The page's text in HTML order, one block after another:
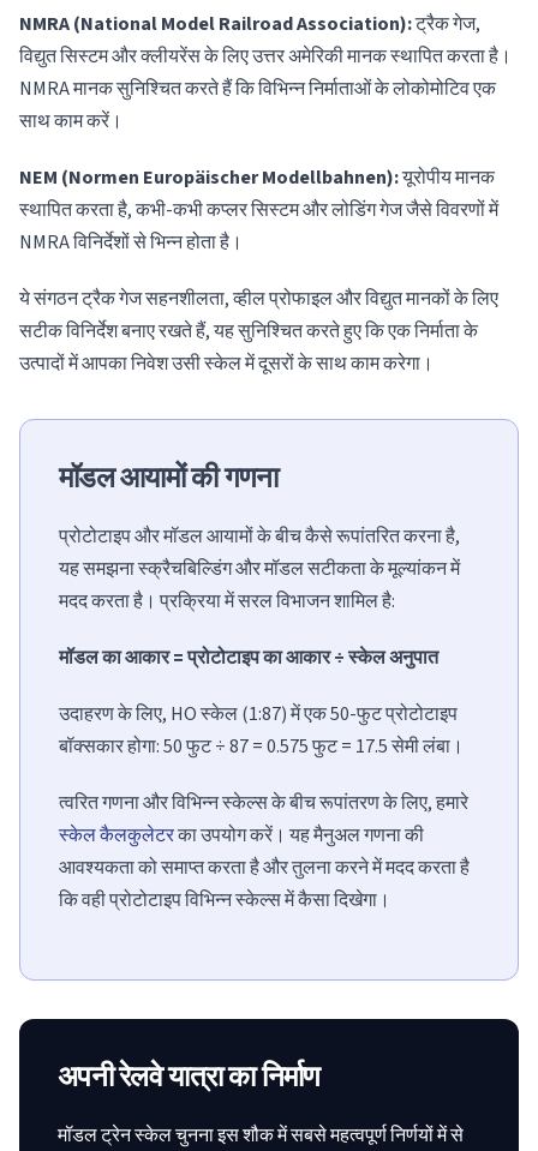
NMRA (National Model Railroad Association):ट्रैक गेज,
विद्युत सिस्टम और क्लीयरेंस के लिए उत्तर अमेरिकी मानक स्थापित करता है।
NMRA मानक सुनिश्चित करते हैं कि विभिन्न निर्माताओं के लोकोमोटिव एक
साथ काम करें।
NEM (Normen Europäischer Modellbahnen):यूरोपीय मानक
स्थापित करता है, कभी-कभी कप्लर सिस्टम और लोडिंग गेज जैसे विवरणों में
NMRA विनिर्देशों से भिन्न होता है।
ये संगठन ट्रैक गेज सहनशीलता, व्हील प्रोफाइल और विद्युत मानकों के लिए
सटीक विनिर्देश बनाए रखते हैं, यह सुनिश्चित करते हुए कि एक निर्माता के
उत्पादों में आपका निवेश उसी स्केल में दूसरों के साथ काम करेगा।
मॉडल आयामों की गणना
प्रोटोटाइप और मॉडल आयामों के बीच कैसे रूपांतरित करना है,
यह समझना स्क्रैचबिल्डिंग और मॉडल सटीकता के मूल्यांकन में
मदद करता है। प्रक्रिया में सरल विभाजन शामिल है:
मॉडल का आकार = प्रोटोटाइप का आकार ÷ स्केल अनुपात
उदाहरण के लिए, HO स्केल (1:87) में एक 50-फुट प्रोटोटाइप
बॉक्सकार होगा: 50 फुट ÷ 87 = 0.575 फुट = 17.5 सेमी लंबा।
त्वरित गणना और विभिन्न स्केल्स के बीच रूपांतरण के लिए, हमारे
स्केल कैलकुलेटरका उपयोग करें। यह मैनुअल गणना की
आवश्यकता को समाप्त करता है और तुलना करने में मदद करता है
कि वही प्रोटोटाइप विभिन्न स्केल्स में कैसा दिखेगा।
अपनी रेलवे यात्रा का निर्माण
मॉडल ट्रेन स्केल चुनना इस शौक में सबसे महत्वपूर्ण निर्णयों में से